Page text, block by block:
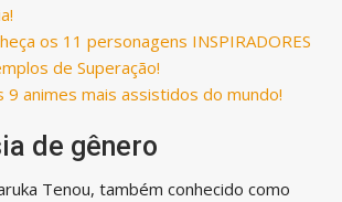
os 11 personagens INSPIRADORES
de Superação!
9 animes mais assistidos do mundo!
de gênero
Tenou, também conhecido como